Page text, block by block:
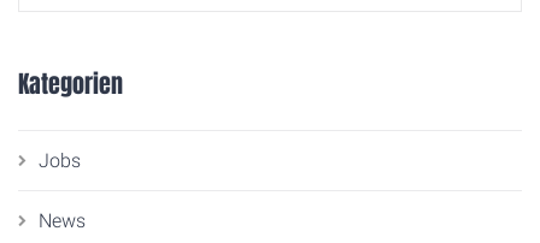
Kategorien
Jobs
News